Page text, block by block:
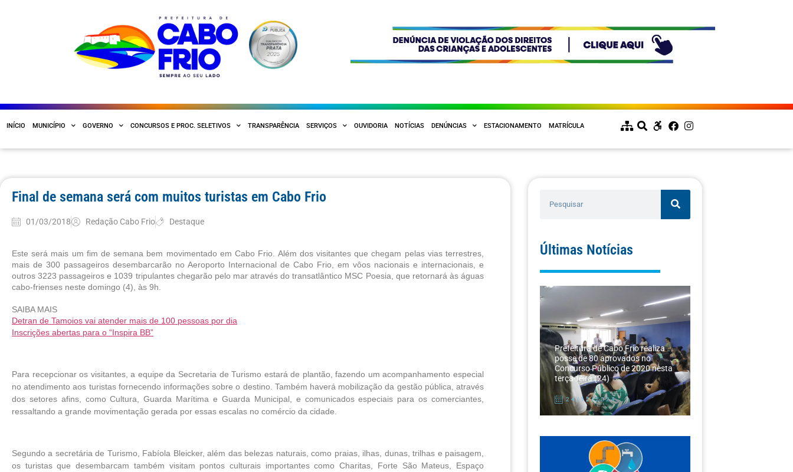
INÍCIO MUNICÍPIO GOVERNO CONCURSOS E PROC. SELETIVOS TRANSPARÊNCIA SERVIÇOS OUVIDORIA NOTÍCIAS DENÚNCIAS ESTACIONAMENTO MATRÍCULA
Final de semana será com muitos turistas em Cabo Frio
01/03/2018 Redação Cabo Frio Destaque
Este será mais um fim de semana bem movimentado em Cabo Frio. Além dos visitantes que chegam pelas vias terrestres,
mais de 300 passageiros desembarcarão no Aeroporto Internacional de Cabo Frio, em vôos nacionais e internacionais, e
outros 3223 passageiros e 1039 tripulantes chegarão pelo mar através do transatlântico MSC Poesia, que retornará às águas
cabo-frienses neste domingo (4), às 9h.
SAIBA MAIS
Detran de Tamoios vai atender mais de 100 pessoas por dia
Inscrições abertas para o “Inspira BB”
Para recepcionar os visitantes, a equipe da Secretaria de Turismo estará de plantão, fazendo um acompanhamento especial
no atendimento aos turistas fornecendo informações sobre o destino. Também haverá mobilização da gestão pública, através
dos setores afins, como Cultura, Guarda Marítima e Guarda Municipal, e comunicados especiais para os comerciantes,
ressaltando a grande movimentação gerada por essas escalas no comércio da cidade.
Segundo a secretária de Turismo, Fabíola Bleicker, além das belezas naturais, como praias, ilhas, dunas, trilhas e paisagem,
os turistas que desembarcam também visitam pontos culturais importantes como Charitas, Forte São Mateus, Espaço
Últimas Notícias
Prefeitura de Cabo Frio realiza
posse de 80 aprovados no
Concurso Público de 2020 nesta
terça-feira (24)
24/12/2024